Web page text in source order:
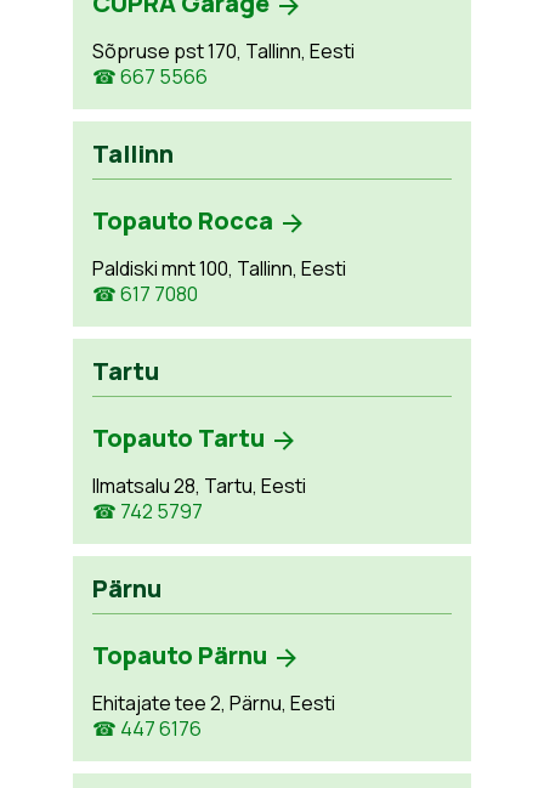
Sõpruse pst 170, Tallinn, Eesti
☎ 667 5566
Tallinn
Topauto Rocca
Paldiski mnt 100, Tallinn, Eesti
☎ 617 7080
Tartu
Topauto Tartu
Ilmatsalu 28, Tartu, Eesti
☎ 742 5797
Pärnu
Topauto Pärnu
Ehitajate tee 2, Pärnu, Eesti
☎ 447 6176